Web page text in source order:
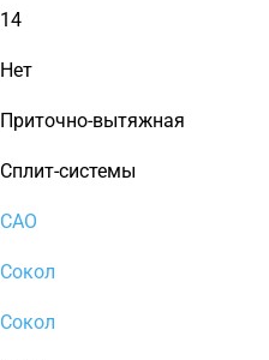
14
Нет
Приточно-вытяжная
Сплит-системы
САО
Сокол
Сокол